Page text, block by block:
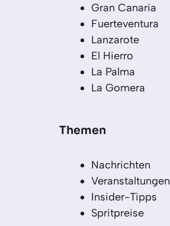
Gran Canaria
Fuerteventura
Lanzarote
El Hierro
La Palma
La Gomera
Themen
Nachrichten
Veranstaltungen
Insider-Tipps
Spritpreise